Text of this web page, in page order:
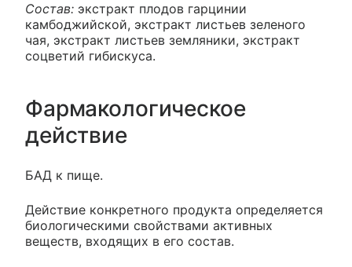
Состав: экстракт плодов гарцинии
камбоджийской, экстракт листьев зеленого
чая, экстракт листьев земляники, экстракт
соцветий гибискуса.
Фармакологическое
действие
БАД к пище.
Действие конкретного продукта определяется
биологическими свойствами активных
веществ, входящих в его состав.